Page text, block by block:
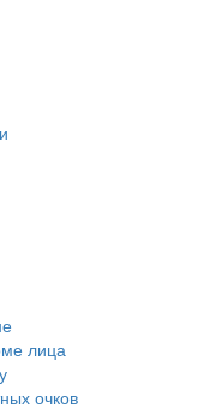
лица
очков